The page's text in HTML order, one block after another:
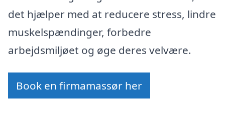
det hjælper med at reducere stress, lindre
muskelspændinger, forbedre
arbejdsmiljøet og øge deres velvære.
Book en firmamassør her